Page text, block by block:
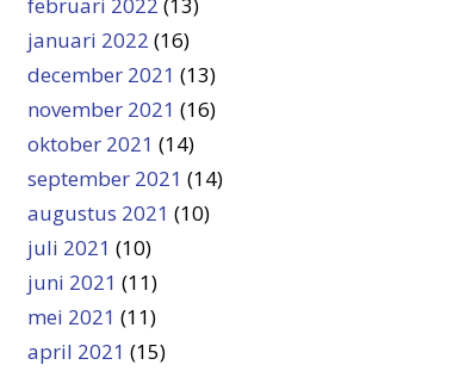
januari 2022 (16)
december 2021 (13)
november 2021 (16)
oktober 2021 (14)
september 2021 (14)
augustus 2021 (10)
juli 2021 (10)
juni 2021 (11)
mei 2021 (11)
april 2021 (15)